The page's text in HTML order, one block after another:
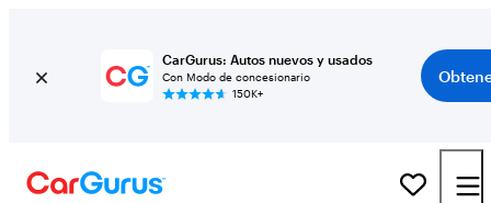
CarGurus: Autos nuevos y usados
Con Modo de concesionario
150K+